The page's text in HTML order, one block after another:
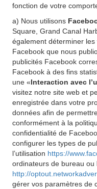
fonction de votre
a) Nous utilisons
Square, Grand Canal
également déterminer
Facebook que nous
publicités Facebook
Facebook à des fins
une «Interaction avec
visitez notre site web et
enregistrée dans votre
données afin de
conformément à la
confidentialité de
configurer les types de
l’utilisation https://
ordinateurs de bureau ou
http://
gérer vos paramètres de